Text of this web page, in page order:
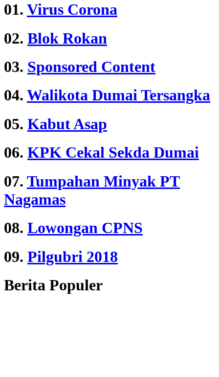
01. Virus Corona
02. Blok Rokan
03. Sponsored Content
04. Walikota Dumai Tersangka
05. Kabut Asap
06. KPK Cekal Sekda Dumai
07. Tumpahan Minyak PT
Nagamas
08. Lowongan CPNS
09. Pilgubri 2018
Berita Populer